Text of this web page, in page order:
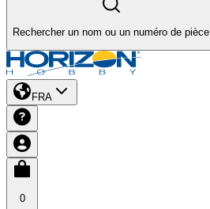
Rechercher un nom ou un numéro de pièce
FRA
0